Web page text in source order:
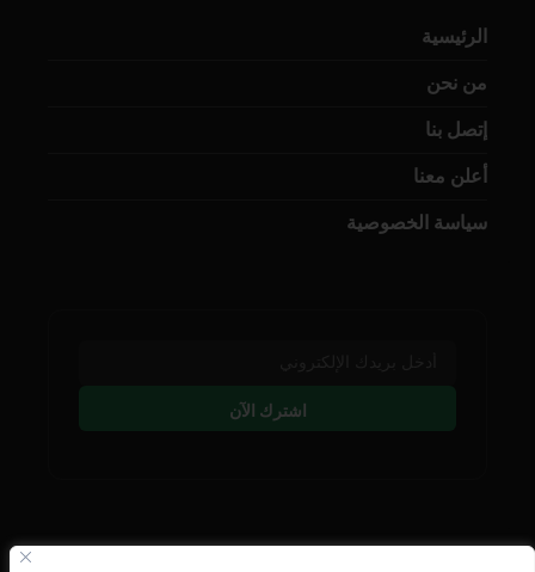
الرئيسية
من نحن
إتصل بنا
أعلن معنا
سياسة الخصوصية
اشترك الآن